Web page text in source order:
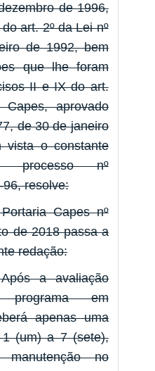
de 1996,
art. 2º da Lei nº
de 1992, bem
que lhe foram
II e IX do art.
aprovado
de 30 de janeiro
vista o constante
nº
resolve:
Capes nº
de 2018 passa a
redação:
a avaliação
programa em
apenas uma
(um) a 7 (sete),
no